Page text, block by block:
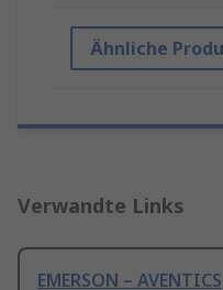
Ähnliche
Verwandte Links
EMERSON –